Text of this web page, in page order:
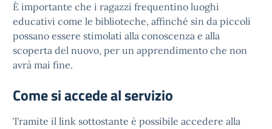
È importante che i ragazzi frequentino luoghi
educativi come le biblioteche, affinché sin da piccoli
possano essere stimolati alla conoscenza e alla
scoperta del nuovo, per un apprendimento che non
avrà mai fine.
Come si accede al servizio
Tramite il link sottostante è possibile accedere alla